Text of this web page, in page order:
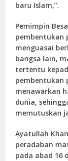
baru Islam,”.
Pemimpin
pembentukan
menguasai
bangsa lain,
tertentu
pembentukan
menawarkan
dunia,
memutuskan
Ayatullah
peradaban
pada abad 16